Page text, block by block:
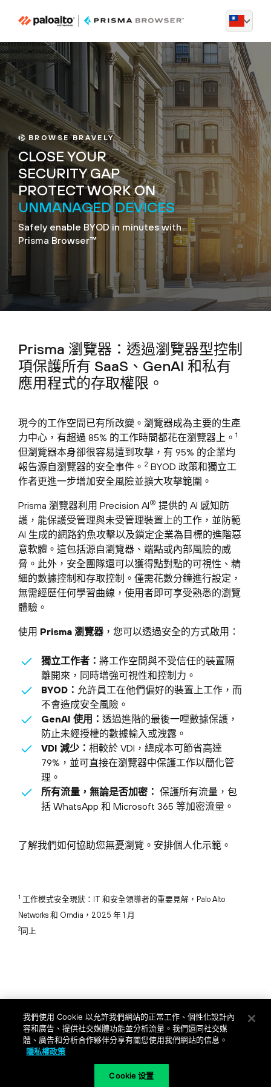
BROWSE BRAVELY
CLOSE YOUR
SECURITY GAP
PROTECT WORK ON
UNMANAGED DEVICES
Safely enable BYOD in minutes with
Prisma Browser™
Prisma 瀏覽器：透過瀏覽器型控制
項保護所有 SaaS、GenAI 和私有
應用程式的存取權限。
現今的工作空間已有所改變。瀏覽器成為主要的生產
力中心，有超過 85% 的工作時間都花在瀏覽器上。 1
但瀏覽器本身卻很容易遭到攻擊，有 95% 的企業均
報告源自瀏覽器的安全事件。 2 BYOD 政策和獨立工
作者更進一步增加安全風險並擴大攻擊範圍。
Prisma 瀏覽器利用 Precision AI® 提供的 AI 感知防
護，能保護受管理與未受管理裝置上的工作，並防範
AI 生成的網路釣魚攻擊以及鎖定企業為目標的進階惡
意軟體。這包括源自瀏覽器、端點或內部風險的威
脅。此外，安全團隊還可以獲得點對點的可視性、精
細的數據控制和存取控制。僅需花數分鐘進行設定，
無需經歷任何學習曲線，使用者即可享受熟悉的瀏覽
體驗。
使用 Prisma 瀏覽器 ，您可以透過安全的方式啟用：
獨立工作者： 將工作空間與不受信任的裝置隔
離開來，同時增強可視性和控制力。
BYOD： 允許員工在他們偏好的裝置上工作，而
不會造成安全風險。
GenAI 使用： 透過進階的最後一哩數據保護，
防止未經授權的數據輸入或洩露。
VDI 減少： 相較於 VDI，總成本可節省高達
79%，並可直接在瀏覽器中保護工作以簡化管
理。
所有流量，無論是否加密： 保護所有流量，包
括 WhatsApp 和 Microsoft 365 等加密流量。
了解我們如何協助您無憂瀏覽。安排個人化示範。
1 工作模式安全現狀：IT 和安全領導者的重要見解，Palo Alto
Networks 和 Omdia，2025 年 1 月
2同上
立即和我們聯絡
隱私權|使用條款|聯絡我們
我們使用 Cookie 以允許我們網站的正常工作、個性化設計內
容和廣告、提供社交媒體功能並分析流量。我們還同社交媒
體、廣告和分析合作夥伴分享有關您使用我們網站的信息。
隱私權政策
Cookie 设置